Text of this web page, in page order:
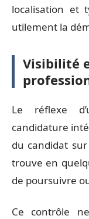
localisation et
utilement la
Visibilité
Le réflexe
candidature
du candidat
trouve en
de poursuivre
Ce contrôle